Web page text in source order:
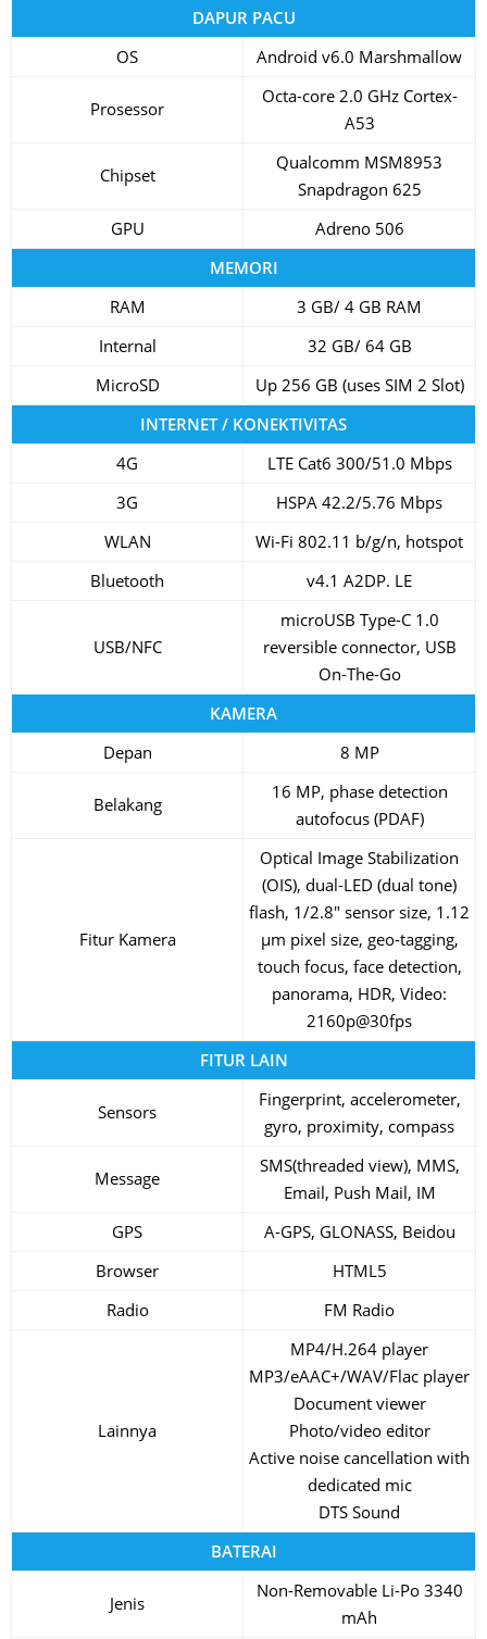
DAPUR PACU
OS
Android v6.0 Marshmallow
Prosessor
Octa-core 2.0 GHz Cortex-
A53
Chipset
Qualcomm MSM8953
Snapdragon 625
GPU
Adreno 506
MEMORI
RAM
3 GB/ 4 GB RAM
Internal
32 GB/ 64 GB
MicroSD
Up 256 GB (uses SIM 2 Slot)
INTERNET / KONEKTIVITAS
4G
LTE Cat6 300/51.0 Mbps
3G
HSPA 42.2/5.76 Mbps
WLAN
Wi-Fi 802.11 b/g/n, hotspot
Bluetooth
v4.1 A2DP. LE
USB/NFC
microUSB Type-C 1.0
reversible connector, USB
On-The-Go
KAMERA
Depan
8 MP
Belakang
16 MP, phase detection
autofocus (PDAF)
Fitur Kamera
Optical Image Stabilization
(OIS), dual-LED (dual tone)
flash, 1/2.8″ sensor size, 1.12
µm pixel size, geo-tagging,
touch focus, face detection,
panorama, HDR, Video:
2160p@30fps
FITUR LAIN
Sensors
Fingerprint, accelerometer,
gyro, proximity, compass
Message
SMS(threaded view), MMS,
Email, Push Mail, IM
GPS
A-GPS, GLONASS, Beidou
Browser
HTML5
Radio
FM Radio
Lainnya
MP4/H.264 player
MP3/eAAC+/WAV/Flac player
Document viewer
Photo/video editor
Active noise cancellation with
dedicated mic
DTS Sound
BATERAI
Jenis
Non-Removable Li-Po 3340
mAh